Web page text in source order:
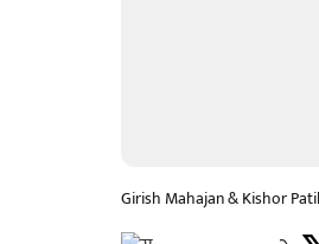
Girish Mahajan & Kishor Patil